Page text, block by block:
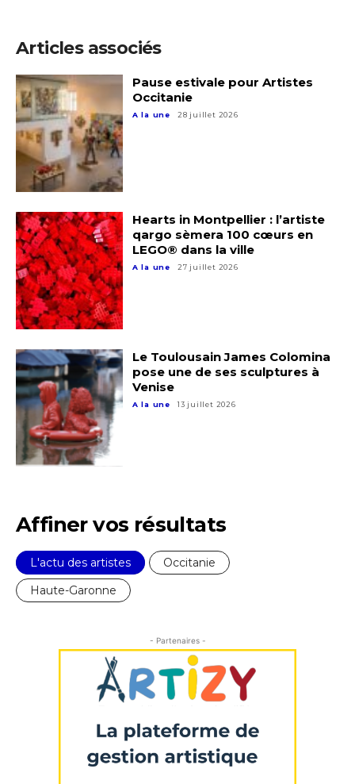
Adresse email*
Nom
Prénom
Statut / Organisation
Adresse email*
Nom
Statut / Organisation
J'accepte lestermes et conditions
* Champ obligatoire
Articles associés
Pause estivale pour Artistes
Occitanie
A la une 28 juillet 2026
Hearts in Montpellier : l’artiste
qargo sèmera 100 cœurs en
LEGO® dans la ville
A la une 27 juillet 2026
Le Toulousain James Colomina
pose une de ses sculptures à
Venise
A la une 13 juillet 2026
Affiner vos résultats
L'actu des artistes
Occitanie
Haute-Garonne
- Partenaires -